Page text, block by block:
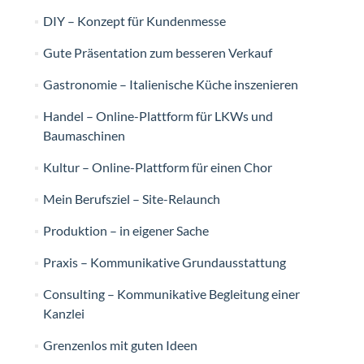
DIY – Konzept für Kundenmesse
Gute Präsentation zum besseren Verkauf
Gastronomie – Italienische Küche inszenieren
Handel – Online-Plattform für LKWs und
Baumaschinen
Kultur – Online-Plattform für einen Chor
Mein Berufsziel – Site-Relaunch
Produktion – in eigener Sache
Praxis – Kommunikative Grundausstattung
Consulting – Kommunikative Begleitung einer
Kanzlei
Grenzenlos mit guten Ideen